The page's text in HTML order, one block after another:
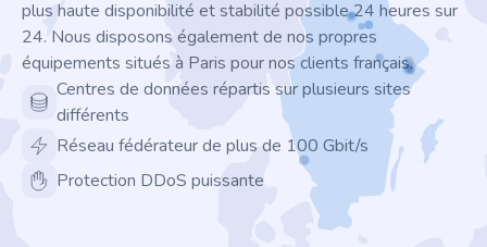
plus haute disponibilité et stabilité possible 24 heures sur
24. Nous disposons également de nos propres
équipements situés à Paris pour nos clients français.
Centres de données répartis sur plusieurs sites
différents
Réseau fédérateur de plus de 100 Gbit/s
Protection DDoS puissante